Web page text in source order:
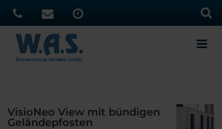
VisioNeo View mit bündigen
Geländepfosten